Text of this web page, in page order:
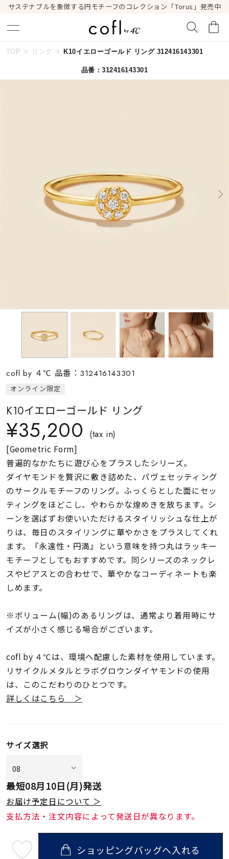
サステナブルを象徴する円モチーフのコレクション「Torus」発売中
キーワードで検索する
cofl by ４℃
すべてのリング
誕生石
石の色
ファッションテイス
ト
着用シーン
コレクション
レディース
リングサイズ
～
メンズ
リングサイズ
価格 ¥0
在庫 在庫ありのみ すべて表示
TOP リング K10イエローゴールド リング 312416143301
品番：312416143301
cofl by ４℃ 品番：312416143301
オンライン限定
K10イエローゴールド リング
¥35,200 (tax in)
[Geometric Form]
普遍的なかたちに遊び心をプラスしたシリーズ。
ダイヤモンドを贅沢に敷き詰めた、パヴェセッティング
のサークルモチーフのリング。ふっくらとした面にセッ
ティングをほどこし、やわらかな煌めきを放ちます。シ
ーンを選ばずお使いいただけるスタイリッシュな仕上が
りは、毎日のスタイリングに華やかさをプラスしてくれ
ます。『永遠性・円満』という意味を持つ丸はラッキー
モチーフとしてもおすすめです。同シリーズのネックレ
スやピアスとの合わせで、華やかなコーディネートも楽
しめます。
※ボリューム(幅)のあるリングは、通常より着用時にサ
イズが小さく感じる場合がございます。
cofl by ４℃は、環境へ配慮した素材を使用しています。
リサイクルメタルとラボグロウンダイヤモンドの使用
は、このこだわりのひとつです。
詳しくはこちら ＞
サイズ選択
最短08月10日(月)発送
お届け予定日について ＞
支払方法・注文内容によって発送日が異なります。
ショッピングバッグへ入れる